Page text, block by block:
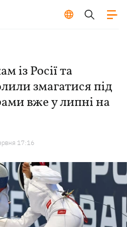
із Росії та
змагатися під
вже у липні на
17:16